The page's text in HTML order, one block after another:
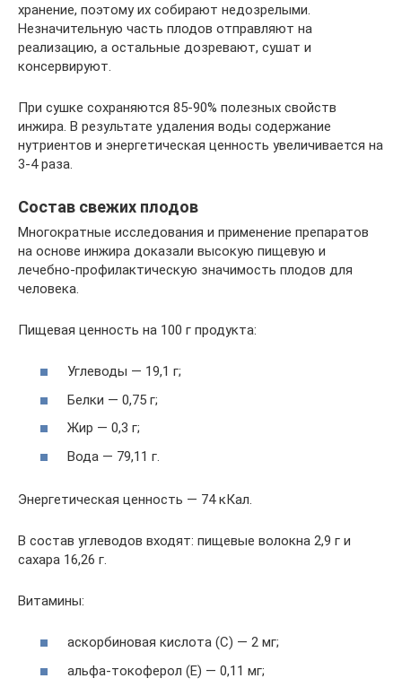
хранение, поэтому их собирают недозрелыми.
Незначительную часть плодов отправляют на
реализацию, а остальные дозревают, сушат и
консервируют.
При сушке сохраняются 85-90% полезных свойств
инжира. В результате удаления воды содержание
нутриентов и энергетическая ценность увеличивается на
3-4 раза.
Состав свежих плодов
Многократные исследования и применение препаратов
на основе инжира доказали высокую пищевую и
лечебно-профилактическую значимость плодов для
человека.
Пищевая ценность на 100 г продукта:
Углеводы — 19,1 г;
Белки — 0,75 г;
Жир — 0,3 г;
Вода — 79,11 г.
Энергетическая ценность — 74 кКал.
В состав углеводов входят: пищевые волокна 2,9 г и
сахара 16,26 г.
Витамины:
аскорбиновая кислота (C) — 2 мг;
альфа-токоферол (E) — 0,11 мг;